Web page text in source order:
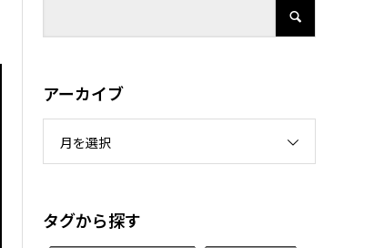
アーカイブ
月を選択
タグから探す